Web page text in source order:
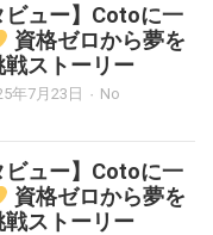
ビュー】Cotoに一
資格ゼロから夢を
戦ストーリー
年7月23日
No
ビュー】Cotoに一
資格ゼロから夢を
戦ストーリー